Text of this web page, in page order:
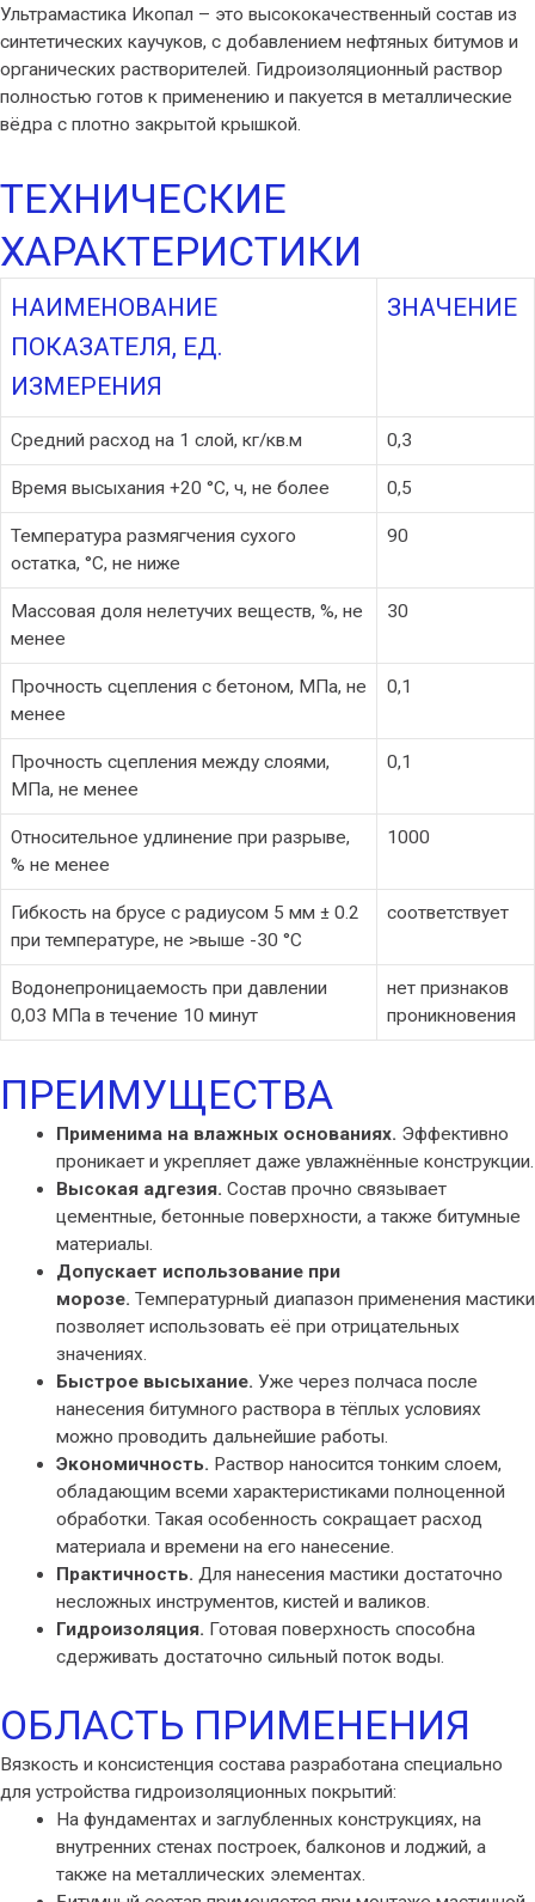
Ультрамастика Икопал – это высококачественный состав из
синтетических каучуков, с добавлением нефтяных битумов и
органических растворителей. Гидроизоляционный раствор
полностью готов к применению и пакуется в металлические
вёдра с плотно закрытой крышкой.
ТЕХНИЧЕСКИЕ
ХАРАКТЕРИСТИКИ
НАИМЕНОВАНИЕ
ПОКАЗАТЕЛЯ, ЕД.
ИЗМЕРЕНИЯ
ЗНАЧЕНИЕ
Средний расход на 1 слой, кг/кв.м 0,3
Время высыхания +20 °C, ч, не более 0,5
Температура размягчения сухого
остатка, °С, не ниже
90
Массовая доля нелетучих веществ, %, не
менее
30
Прочность сцепления с бетоном, МПа, не
менее
0,1
Прочность сцепления между слоями,
МПа, не менее
0,1
Относительное удлинение при разрыве,
% не менее
1000
Гибкость на брусе с радиусом 5 мм ± 0.2
при температуре, не >выше -30 °С
соответствует
Водонепроницаемость при давлении
0,03 МПа в течение 10 минут
нет признаков
проникновения
ПРЕИМУЩЕСТВА
Применима на влажных основаниях. Эффективно
проникает и укрепляет даже увлажнённые конструкции.
Высокая адгезия. Состав прочно связывает
цементные, бетонные поверхности, а также битумные
материалы.
Допускает использование при
морозе. Температурный диапазон применения мастики
позволяет использовать её при отрицательных
значениях.
Быстрое высыхание. Уже через полчаса после
нанесения битумного раствора в тёплых условиях
можно проводить дальнейшие работы.
Экономичность. Раствор наносится тонким слоем,
обладающим всеми характеристиками полноценной
обработки. Такая особенность сокращает расход
материала и времени на его нанесение.
Практичность. Для нанесения мастики достаточно
несложных инструментов, кистей и валиков.
Гидроизоляция. Готовая поверхность способна
сдерживать достаточно сильный поток воды.
ОБЛАСТЬ ПРИМЕНЕНИЯ
Вязкость и консистенция состава разработана специально
для устройства гидроизоляционных покрытий:
На фундаментах и заглубленных конструкциях, на
внутренних стенах построек, балконов и лоджий, а
также на металлических элементах.